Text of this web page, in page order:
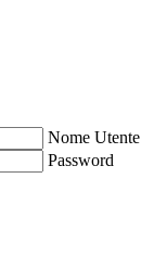
Nome Utente
Password